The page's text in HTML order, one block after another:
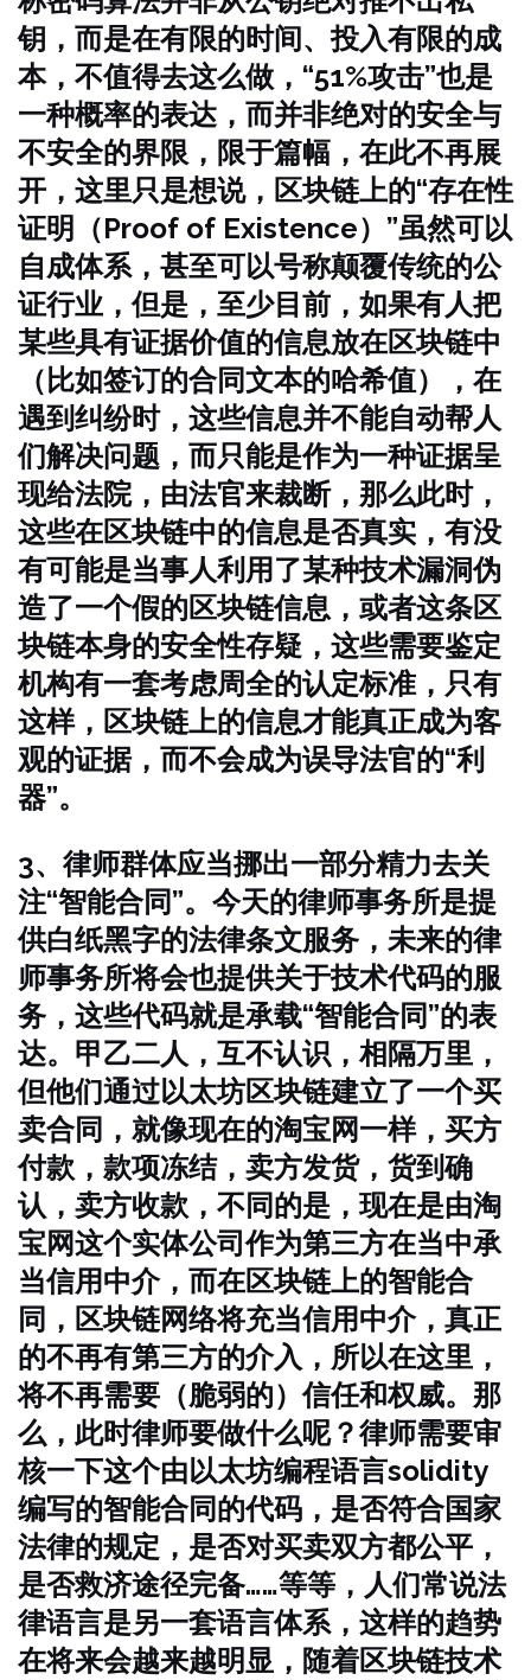
钥，而是在有限的时间、投入有限的成
本，不值得去这么做，“51%攻击”也是
一种概率的表达，而并非绝对的安全与
不安全的界限，限于篇幅，在此不再展
开，这里只是想说，区块链上的“存在性
证明（Proof of Existence）”虽然可以
自成体系，甚至可以号称颠覆传统的公
证行业，但是，至少目前，如果有人把
某些具有证据价值的信息放在区块链中
（比如签订的合同文本的哈希值），在
遇到纠纷时，这些信息并不能自动帮人
们解决问题，而只能是作为一种证据呈
现给法院，由法官来裁断，那么此时，
这些在区块链中的信息是否真实，有没
有可能是当事人利用了某种技术漏洞伪
造了一个假的区块链信息，或者这条区
块链本身的安全性存疑，这些需要鉴定
机构有一套考虑周全的认定标准，只有
这样，区块链上的信息才能真正成为客
观的证据，而不会成为误导法官的“利
器”。
3、律师群体应当挪出一部分精力去关
注“智能合同”。今天的律师事务所是提
供白纸黑字的法律条文服务，未来的律
师事务所将会也提供关于技术代码的服
务，这些代码就是承载“智能合同”的表
达。甲乙二人，互不认识，相隔万里，
但他们通过以太坊区块链建立了一个买
卖合同，就像现在的淘宝网一样，买方
付款，款项冻结，卖方发货，货到确
认，卖方收款，不同的是，现在是由淘
宝网这个实体公司作为第三方在当中承
当信用中介，而在区块链上的智能合
同，区块链网络将充当信用中介，真正
的不再有第三方的介入，所以在这里，
将不再需要（脆弱的）信任和权威。那
么，此时律师要做什么呢？律师需要审
核一下这个由以太坊编程语言solidity
编写的智能合同的代码，是否符合国家
法律的规定，是否对买卖双方都公平，
是否救济途径完备……等等，人们常说法
律语言是另一套语言体系，这样的趋势
在将来会越来越明显，随着区块链技术